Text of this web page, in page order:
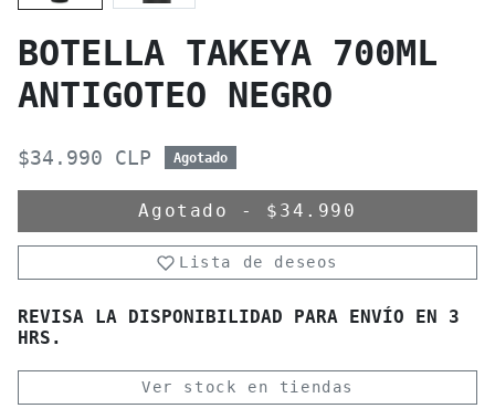
BOTELLA TAKEYA 700ML
ANTIGOTEO NEGRO
$34.990 CLP Agotado
Agotado - $34.990
Lista de deseos
REVISA LA DISPONIBILIDAD PARA ENVÍO EN 3
HRS.
Ver stock en tiendas